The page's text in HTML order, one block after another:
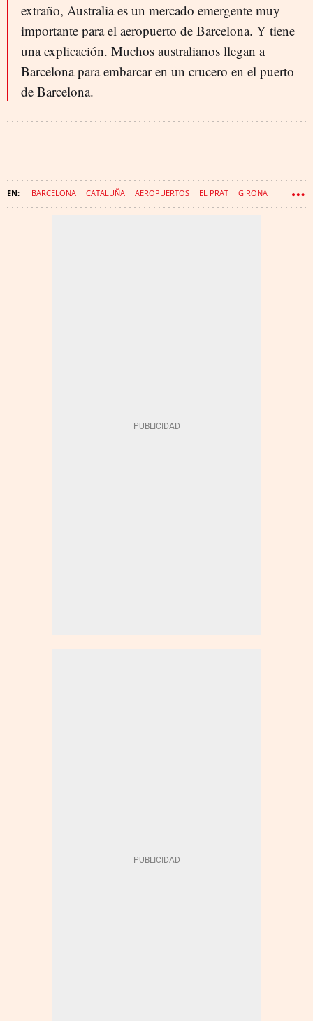
extraño, Australia es un mercado emergente muy
importante para el aeropuerto de Barcelona. Y tiene
una explicación. Muchos australianos llegan a
Barcelona para embarcar en un crucero en el puerto
de Barcelona.
BARCELONA CATALUÑA AEROPUERTOS EL PRAT GIRONA